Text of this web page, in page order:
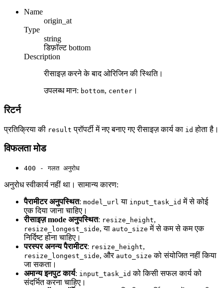
Name
origin_at
Type
string
डिफ़ॉल्ट bottom
Description
रीसाइज़ करने के बाद ओरिजिन की स्थिति।
उपलब्ध मान: bottom, center ।
रिटर्न
प्रतिक्रिया की result प्रॉपर्टी में नए बनाए गए रीसाइज़ कार्य का id होता है।
विफलता मोड
400 - गलत अनुरोध
अनुरोध स्वीकार्य नहीं था। सामान्य कारण:
पैरामीटर अनुपस्थित: model_url या input_task_id में से कोई
एक दिया जाना चाहिए।
रीसाइज़ mode अनुपस्थित: resize_height,
resize_longest_side, या auto_size में से कम से कम एक
निर्दिष्ट होना चाहिए।
परस्पर अनन्य पैरामीटर: resize_height,
resize_longest_side, और auto_size को संयोजित नहीं किया
जा सकता।
अमान्य इनपुट कार्य: input_task_id को किसी सफल कार्य को
संदर्भित करना चाहिए।